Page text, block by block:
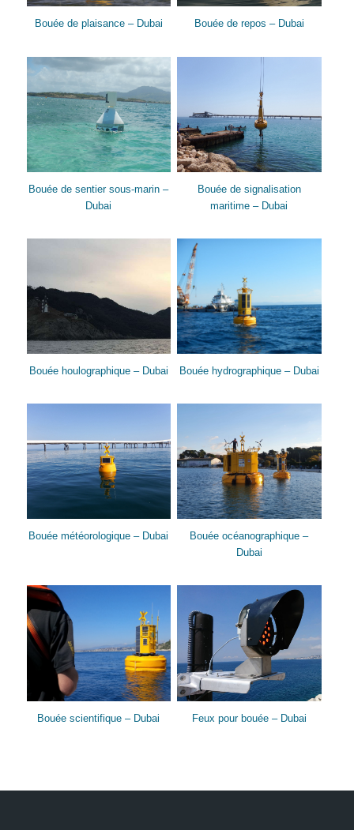
Bouée de plaisance – Dubai Bouée de repos – Dubai
Bouée de sentier sous-marin –
Dubai
Bouée de signalisation
maritime – Dubai
Bouée houlographique – Dubai Bouée hydrographique – Dubai
Bouée météorologique – Dubai
Bouée océanographique –
Dubai
Bouée scientifique – Dubai Feux pour bouée – Dubai